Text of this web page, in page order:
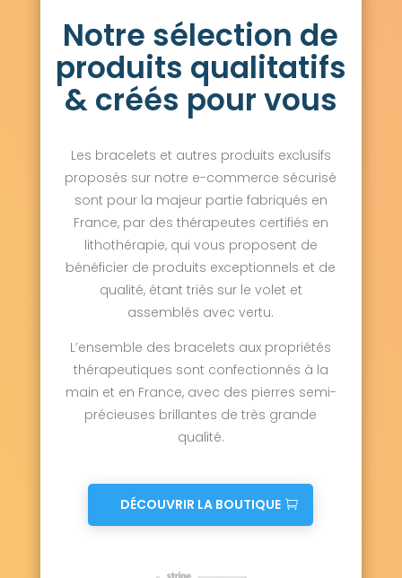
Notre sélection de
produits qualitatifs
& créés pour vous
Les bracelets et autres produits exclusifs
proposés sur notre e-commerce sécurisé
sont pour la majeur partie fabriqués en
France, par des thérapeutes certifiés en
lithothérapie, qui vous proposent de
bénéficier de produits exceptionnels et de
qualité, étant triés sur le volet et
assemblés avec vertu.
L’ensemble des bracelets aux propriétés
thérapeutiques sont confectionnés à la
main et en France, avec des pierres semi-
précieuses brillantes de très grande
qualité.
DÉCOUVRIR LA BOUTIQUE